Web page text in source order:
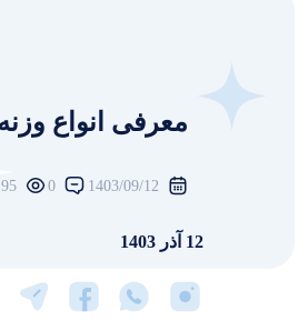
معرفی انواع وزنه
1403/09/12
0
95
12 آذر 1403